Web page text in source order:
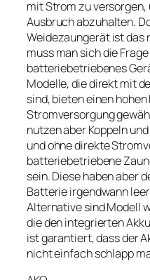
mit Strom zu versorgen,
Ausbruch abzuhalten.
Weidezaungerät ist
muss man sich die
batteriebetriebenes
Modelle, die direkt mit
sind, bieten einen
Stromversorgung
nutzen aber Koppeln
und ohne direkte
batteriebetriebene
sein. Diese haben aber
Batterie irgendwann
Alternative sind Modell
die den integrierten
ist garantiert, dass der
nicht einfach schlapp